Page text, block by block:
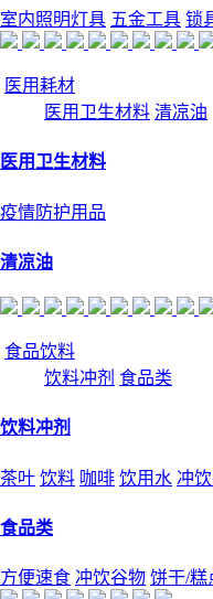
室内照明灯具 五金工具 锁
医用耗材
医用卫生材料 清凉油
医用卫生材料
疫情防护用品
清凉油
食品饮料
饮料冲剂 食品类
饮料冲剂
茶叶 饮料 咖啡 饮用水 冲
食品类
方便速食 冲饮谷物 饼干/糕